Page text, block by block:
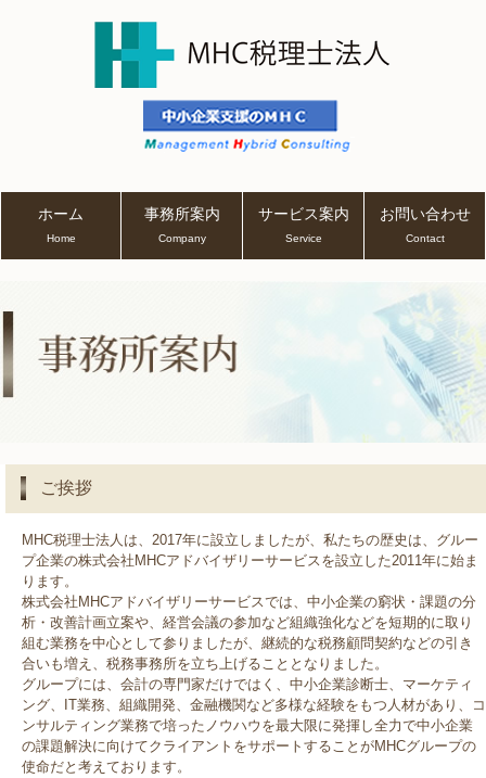
ホーム
Home
事務所案内
Company
サービス案内
Service
お問い合わせ
Contact
ご挨拶
MHC税理士法人は、2017年に設立しましたが、私たちの歴史は、グルー
プ企業の株式会社MHCアドバイザリーサービスを設立した2011年に始ま
ります。
株式会社MHCアドバイザリーサービスでは、中小企業の窮状・課題の分
析・改善計画立案や、経営会議の参加など組織強化などを短期的に取り
組む業務を中心として参りましたが、継続的な税務顧問契約などの引き
合いも増え、税務事務所を立ち上げることとなりました。
グループには、会計の専門家だけではく、中小企業診断士、マーケティ
ング、IT業務、組織開発、金融機関など多様な経験をもつ人材があり、コ
ンサルティング業務で培ったノウハウを最大限に発揮し全力で中小企業
の課題解決に向けてクライアントをサポートすることがMHCグループの
使命だと考えております。